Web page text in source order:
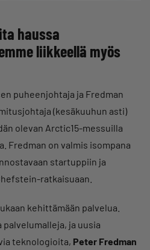
haussa
liikkeellä myös
puheenjohtaja ja Fredman
(kesäkuuhun asti)
olevan Arctic15-messuilla
Fredman on valmis isompana
startuppiin ja
ratkaisuaan.
kehittämään palvelua.
ja uusia
teknologioita, Peter Fredman